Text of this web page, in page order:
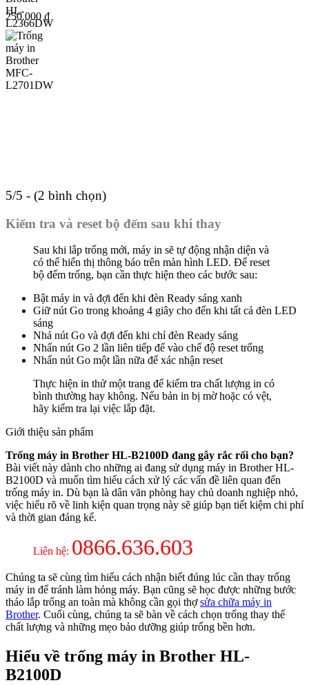
250.000 ₫
5/5 - (2 bình chọn)
Kiểm tra và reset bộ đếm sau khi thay
Sau khi lắp trống mới, máy in sẽ tự động nhận diện và
có thể hiển thị thông báo trên màn hình LED. Để reset
bộ đếm trống, bạn cần thực hiện theo các bước sau:
Bật máy in và đợi đến khi đèn Ready sáng xanh
Giữ nút Go trong khoảng 4 giây cho đến khi tất cả đèn LED
sáng
Nhả nút Go và đợi đến khi chỉ đèn Ready sáng
Nhấn nút Go 2 lần liên tiếp để vào chế độ reset trống
Nhấn nút Go một lần nữa để xác nhận reset
Thực hiện in thử một trang để kiểm tra chất lượng in có
bình thường hay không. Nếu bản in bị mờ hoặc có vệt,
hãy kiểm tra lại việc lắp đặt.
Giới thiệu sản phẩm
Trống máy in Brother HL-B2100D đang gây rắc rối cho bạn?
Bài viết này dành cho những ai đang sử dụng máy in Brother HL-
B2100D và muốn tìm hiểu cách xử lý các vấn đề liên quan đến
trống máy in. Dù bạn là dân văn phòng hay chủ doanh nghiệp nhỏ,
việc hiểu rõ về linh kiện quan trọng này sẽ giúp bạn tiết kiệm chi phí
và thời gian đáng kể.
Liên hệ: 0866.636.603
Chúng ta sẽ cùng tìm hiểu cách nhận biết đúng lúc cần thay trống
máy in để tránh làm hỏng máy. Bạn cũng sẽ học được những bước
tháo lắp trống an toàn mà không cần gọi thợsửa chữa máy in
Brother. Cuối cùng, chúng ta sẽ bàn về cách chọn trống thay thế
chất lượng và những mẹo bảo dưỡng giúp trống bền hơn.
Hiểu về trống máy in Brother HL-
B2100D